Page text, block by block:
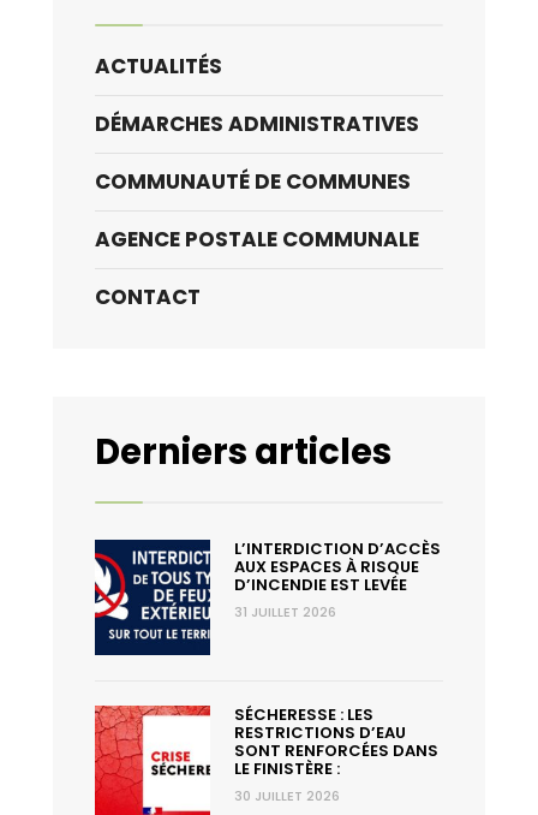
ACTUALITÉS
DÉMARCHES ADMINISTRATIVES
COMMUNAUTÉ DE COMMUNES
AGENCE POSTALE COMMUNALE
CONTACT
Derniers articles
L’INTERDICTION D’ACCÈS
AUX ESPACES À RISQUE
D’INCENDIE EST LEVÉE
31 JUILLET 2026
SÉCHERESSE : LES
RESTRICTIONS D’EAU
SONT RENFORCÉES DANS
LE FINISTÈRE :
30 JUILLET 2026